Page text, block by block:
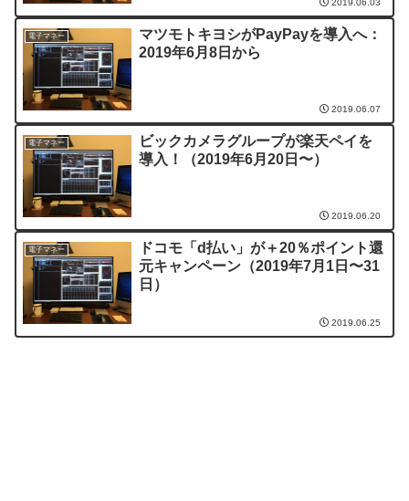
2019.06.03
電子マネー
マツモトキヨシがPayPayを導入へ：
2019年6月8日から
2019.06.07
電子マネー
ビックカメラグループが楽天ペイを
導入！（2019年6月20日〜）
2019.06.20
電子マネー
ドコモ「d払い」が＋20％ポイント還
元キャンペーン（2019年7月1日〜31
日）
2019.06.25